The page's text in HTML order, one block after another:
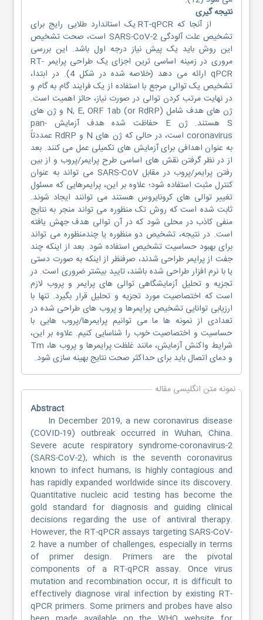
نتیجه گیری
از آنجا که RT-qPCR یک استاندارد طلایی رایج برای
تشخیص علت آلودگی SARS-CoV-2 است، صحت تشخیص
این روش باید یک پیش نیاز درجه اول باشد. این بررسی
مروری در زمینه اساسی ترین اجزای یک طراحی پرایمر RT-
qPCR ارائه می دهد (خلاصه شده در شکل 4). در ابتدا،
تشخیص یک توالی مرجع با استفاده از یک فرایند گام به گام و
در نهایت مرتب کردن توالی در صورت نیاز، حائز اهمیت است.
ژن های هدف شامل N, E, ORF 1ab (or RdRP) و ژن های
S هستند. ژن E حفاظت شده هدف آزمایش pan-
coronavirus است، در حالی که ژن های N و RdRP عمددتاً
به عنوان اهدافی برای آزمایش های تکمیلی عمل می کنند. بعد
از در نظر گرفتن نقش های اساسی طرح پرایمر/پروب و از بین
رفتن پرایمر/پروب در مقابل SARS-CoV می تواند به عنوان
کنترل مثبت استفاده شود؛ علاوه بر این، پرایمرهایی که مسئول
تغییر توالی های کرونایروس هستند می توانند ایجاد شوند.
ثابت شده است که روش تک منظوره می تواند منجر به نتایج
منفی کاذب در محلی شود که در آن توالی هدف جهش یافته
است. در نتیجه، تشخیص دو منظوره یا چندمنظوره می تواند
برای بهبود حساسیت تشخیص استفاده شود. بعد از اینکه چند
جفت از پرایمر طراحی شدند، صرفنظر از اینکه به صورت دستی
یا با نرم افزار طراحی شده باشند، تایید بیشتر ضروری است. در
تجزیه و تحلیل آزمایشگاهی توالی های پرایمر و پروب لازم
است که اختصاصیت مورد تجزیه و تحلیل قرار بگیرد. تنها با
ارزیابی توانایی تشخیص پرایمرها و پروب های طراحی شده در
تعدادی از نمونه ها ما می توانیم پرایمرها/پروب هایی با
حساسیت و اختصاصیت خوب را شناسایی کنیم. علاوه بر این،
شرایط واکنش آزمایش، مانند غلظت پرایمرها و پروب ها، Tm
و دمای اتصال باید برای حداکثر صحت نتایج بهینه سازی شود.
نمونه متن انگلیسی مقاله
Abstract
In December 2019, a new coronavirus disease
(COVID-19) outbreak occurred in Wuhan, China.
Severe acute respiratory syndrome-coronavirus-2
(SARS-CoV-2), which is the seventh coronavirus
known to infect humans, is highly contagious and
has rapidly expanded worldwide since its discovery.
Quantitative nucleic acid testing has become the
gold standard for diagnosis and guiding clinical
decisions regarding the use of antiviral therapy.
However, the RT-qPCR assays targeting SARS-CoV-
2 have a number of challenges, especially in terms
of primer design. Primers are the pivotal
components of a RT-qPCR assay. Once virus
mutation and recombination occur, it is difficult to
effectively diagnose viral infection by existing RT-
qPCR primers. Some primers and probes have also